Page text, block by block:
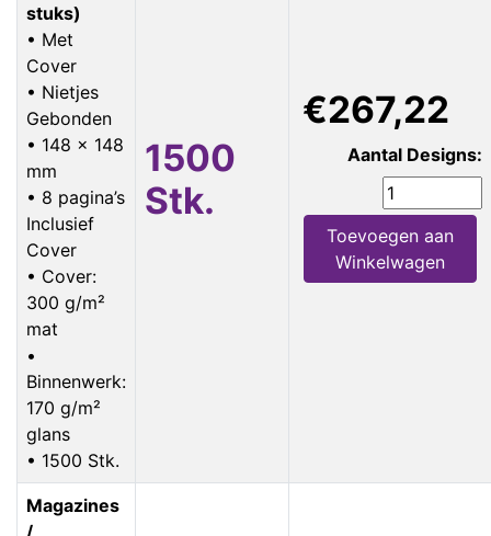
stuks)
• Met
Cover
• Nietjes
Gebonden
• 148 x 148
mm
• 8 pagina’s
Inclusief
Cover
• Cover:
300 g/m²
mat
•
Binnenwerk:
170 g/m²
glans
• 1500 Stk.
1500
Stk.
€267,22
Aantal Designs:
Toevoegen aan
Winkelwagen
Magazines
/